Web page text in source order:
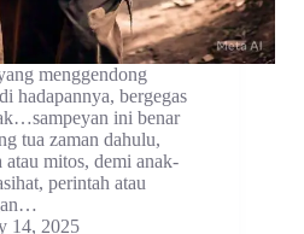
menggendong
hadapannya, bergegas
ini benar
tua zaman dahulu,
atau mitos, demi anak-
perintah atau
14, 2025